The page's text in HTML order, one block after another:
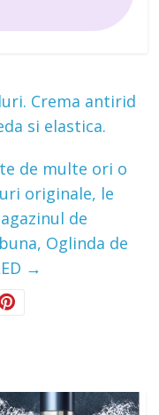
Crema antirid
si elastica.
de multe ori o
originale, le
de
Oglinda de
→